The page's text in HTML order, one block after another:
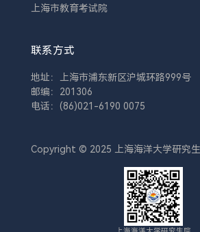
上海市教育考试院
联系方式
地址：上海市浦东新区沪城环路999号
邮编：201306
电话：(86)021-6190 0075
Copyright © 2025 上海海洋大学研究